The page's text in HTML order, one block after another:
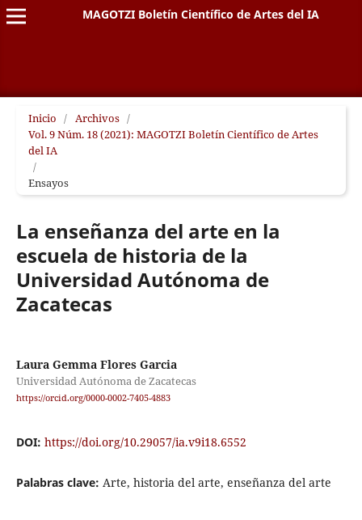
MAGOTZI Boletín Científico de Artes del IA
Inicio / Archivos /
Vol. 9 Núm. 18 (2021): MAGOTZI Boletín Científico de Artes
del IA
/
Ensayos
La enseñanza del arte en la
escuela de historia de la
Universidad Autónoma de
Zacatecas
Laura Gemma Flores Garcia
Universidad Autónoma de Zacatecas
https://orcid.org/0000-0002-7405-4883
DOI: https://doi.org/10.29057/ia.v9i18.6552
Palabras clave: Arte, historia del arte, enseñanza del arte